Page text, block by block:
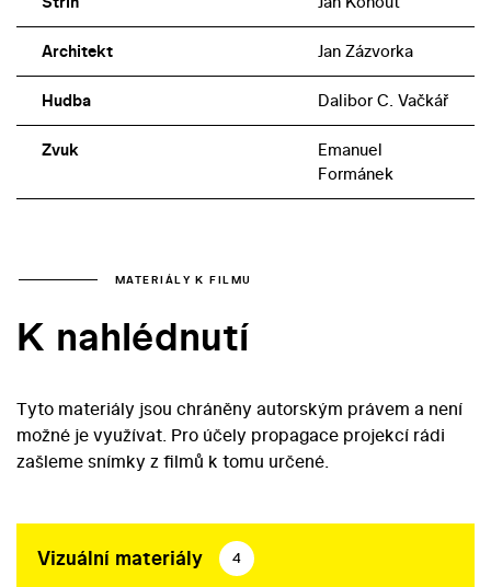
Architekt Jan Zázvorka
Hudba Dalibor C. Vačkář
Zvuk
Emanuel
Formánek
MATERIÁLY K FILMU
K nahlédnutí
Tyto materiály jsou chráněny autorským právem a není
možné je využívat. Pro účely propagace projekcí rádi
zašleme snímky z filmů k tomu určené.
Vizuální materiály 4